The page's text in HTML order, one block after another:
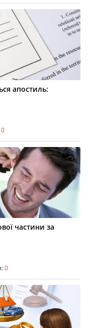
апостиль:
0
частини за
0